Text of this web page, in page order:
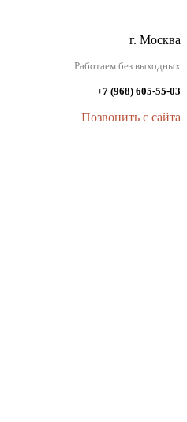
г. Москва
Работаем без выходных
+7 (968) 605-55-03
Позвонить с сайта